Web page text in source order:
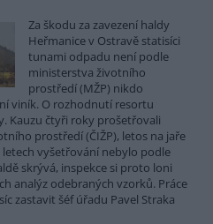
Za škodu za zavezení haldy
Heřmanice v Ostravě statisíci
tunami odpadu není podle
ministerstva životního
prostředí (MŽP) nikdo
viník. O rozhodnutí resortu
Kauzu čtyři roky prošetřovali
prostředí (ČIŽP), letos na jaře
vyšetřování nebylo podle
skrývá, inspekce si proto loni
analýz odebraných vzorků. Práce
zastavit šéf úřadu Pavel Straka